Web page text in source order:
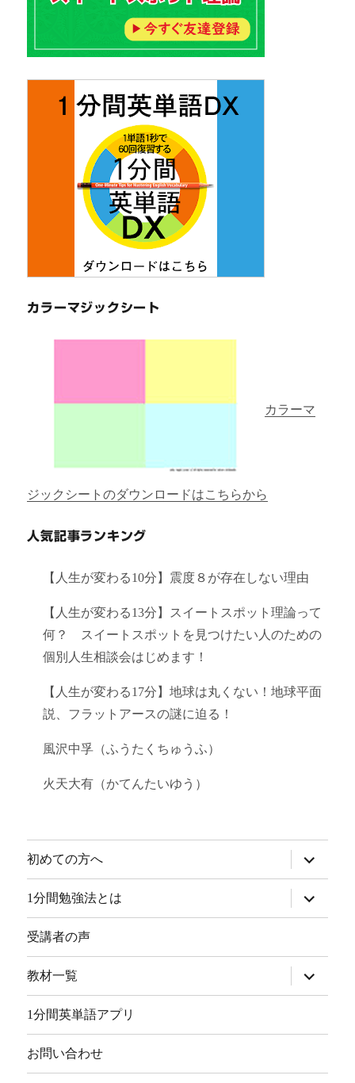
カラーマジックシート
カラーマ
ジックシートのダウンロードはこちらから
人気記事ランキング
【人生が変わる10分】震度８が存在しない理由
【人生が変わる13分】スイートスポット理論って
何？ スイートスポットを見つけたい人のための
個別人生相談会はじめます！
【人生が変わる17分】地球は丸くない！地球平面
説、フラットアースの謎に迫る！
風沢中孚（ふうたくちゅうふ）
火天大有（かてんたいゆう）
初めての方へ
ブ
メ
ニ
ュ
ー
開
1分間勉強法とは
ブ
メ
ー
を
展
開
受講者の声
教材一覧
ブ
メ
ー
開
1分間英単語アプリ
お問い合わせ